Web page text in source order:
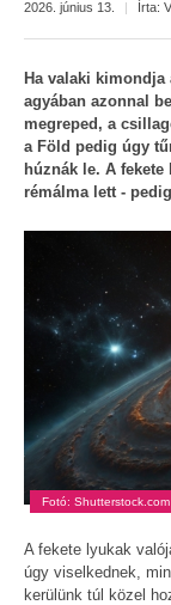
2026. június 13. | Írta:
Ha valaki kimondja
agyában azonnal
megreped, a
a Föld pedig úgy
húznák le. A
rémálma lett -
Fotó: Shutterstock.com
A fekete lyukak
úgy viselkednek,
kerülünk túl közel